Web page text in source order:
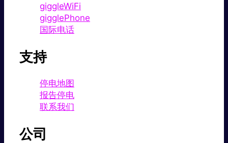
giggleWiFi
gigglePhone
国际电话
支持
停电地图
报告停电
联系我们
公司